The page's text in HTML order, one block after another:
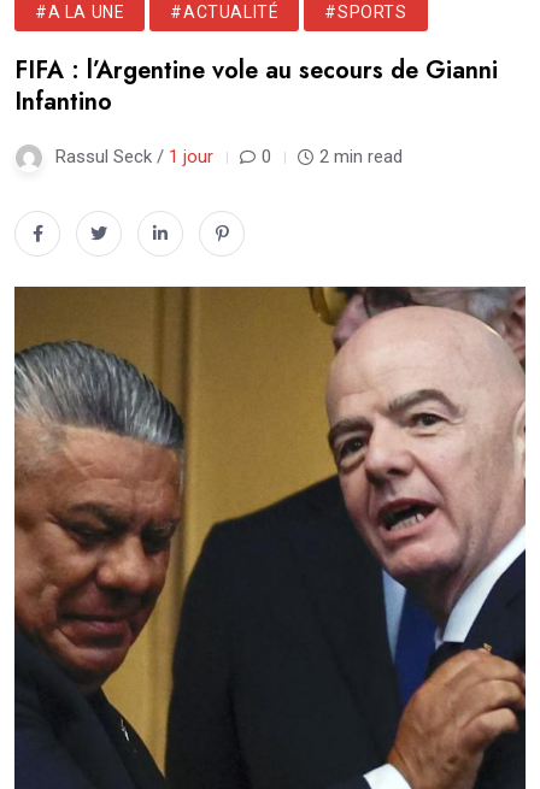
#A LA UNE #ACTUALITÉ #SPORTS
FIFA : l’Argentine vole au secours de Gianni
Infantino
Rassul Seck / 1 jour 0 2 min read